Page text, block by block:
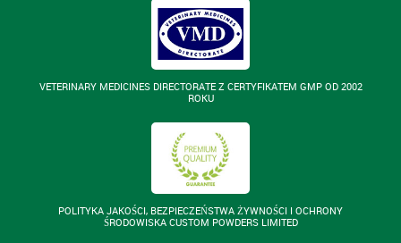
VETERINARY MEDICINES DIRECTORATE Z CERTYFIKATEM GMP OD 2002
ROKU
POLITYKA JAKOŚCI, BEZPIECZEŃSTWA ŻYWNOŚCI I OCHRONY
ŚRODOWISKA CUSTOM POWDERS LIMITED